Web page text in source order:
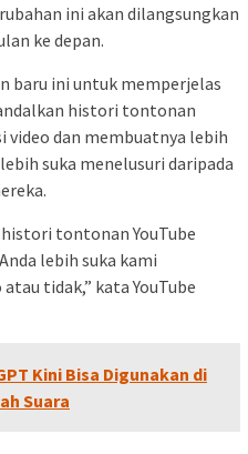
ini akan dilangsungkan
ke depan.
baru ini untuk memperjelas
histori tontonan
dan membuatnya lebih
suka menelusuri daripada
tontonan YouTube
lebih suka kami
tidak,” kata YouTube
Kini Bisa Digunakan di
Suara